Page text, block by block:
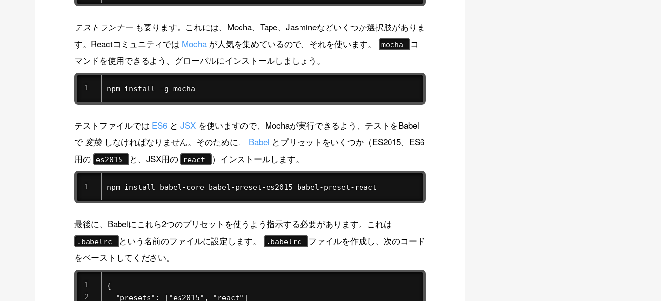
テストランナーも要ります。これには、Mocha、Tape、Jasmineなどいくつか選択肢がありま
す。Reactコミュニティでは Mocha が人気を集めているので、それを使います。 mocha
コ
マンドを使用できるよう、グローバルにインストールしましょう。
npm install -g mocha
テストファイルでは ES6 とJSX を使いますので、Mochaが実行できるよう、テストをBabel
で 変換 しなければなりません。そのために、 Babel とプリセットをいくつか（ES2015、ES6
用の es2015 と、JSX用の react ）インストールします。
npm install babel-core babel-preset-es2015 babel-preset-react
最後に、Babelにこれら2つのプリセットを使うよう指示する必要があります。これは
.babelrc という名前のファイルに設定します。 .babelrc
ファイルを作成し、次のコード
をペーストしてください。
{
  "presets": ["es2015", "react"]